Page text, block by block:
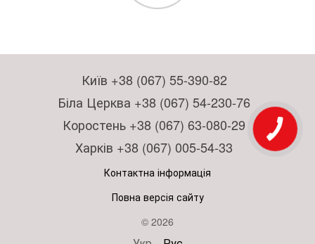
Київ +38 (067) 55-390-82
Біла Церква +38 (067) 54-230-76
Коростень +38 (067) 63-080-29
Харків +38 (067) 005-54-33
Контактна інформація
Повна версія сайту
© 2026